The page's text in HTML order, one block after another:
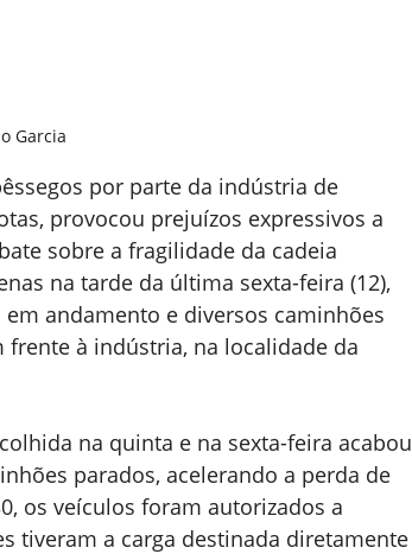
Garcia
por parte da indústria de
provocou prejuízos expressivos a
sobre a fragilidade da cadeia
na tarde da última sexta-feira (12),
andamento e diversos caminhões
frente à indústria, na localidade da
na quinta e na sexta-feira acabou
parados, acelerando a perda de
os veículos foram autorizados a
tiveram a carga destinada diretamente